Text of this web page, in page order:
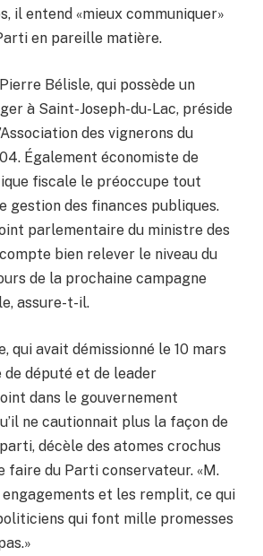
il entend «mieux communiquer»
en pareille matière.
Bélisle, qui possède un
à Saint-Joseph-du-Lac, préside
des vignerons du
Également économiste de
fiscale le préoccupe tout
gestion des finances publiques.
parlementaire du ministre des
bien relever le niveau du
de la prochaine campagne
assure-t-il.
qui avait démissionné le 10 mars
de député et de leader
dans le gouvernement
ne cautionnait plus la façon de
décèle des atomes crochus
faire du Parti conservateur. «M.
et les remplit, ce qui
qui font mille promesses